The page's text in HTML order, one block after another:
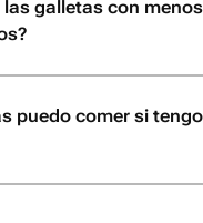
las galletas con menos
puedo comer si